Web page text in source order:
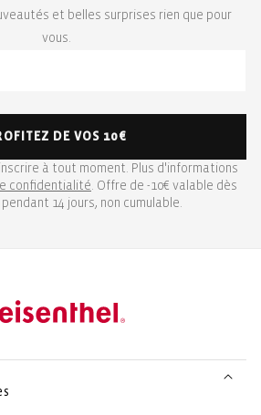
et belles surprises rien que pour
vous.
DE VOS 10€
à tout moment. Plus d'informations
confidentialité . Offre de -10€ valable dès
14 jours, non cumulable.